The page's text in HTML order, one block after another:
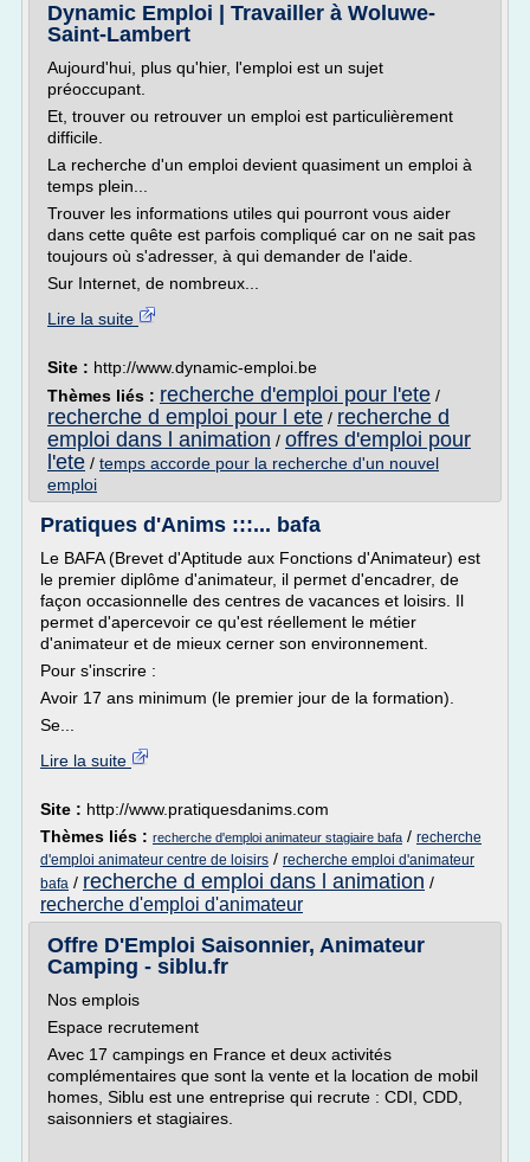
Dynamic Emploi | Travailler à Woluwe-
Saint-Lambert
Aujourd'hui, plus qu'hier, l'emploi est un sujet
préoccupant.
Et, trouver ou retrouver un emploi est particulièrement
difficile.
La recherche d'un emploi devient quasiment un emploi à
temps plein...
Trouver les informations utiles qui pourront vous aider
dans cette quête est parfois compliqué car on ne sait pas
toujours où s'adresser, à qui demander de l'aide.
Sur Internet, de nombreux...
Lire la suite
Site : http://www.dynamic-emploi.be
Thèmes liés : recherche d'emploi pour l'ete /
recherche d emploi pour l ete / recherche d
emploi dans l animation / offres d'emploi pour
l'ete / temps accorde pour la recherche d'un nouvel
emploi
Pratiques d'Anims :::... bafa
Le BAFA (Brevet d'Aptitude aux Fonctions d'Animateur) est
le premier diplôme d'animateur, il permet d'encadrer, de
façon occasionnelle des centres de vacances et loisirs. Il
permet d'apercevoir ce qu'est réellement le métier
d'animateur et de mieux cerner son environnement.
Pour s'inscrire :
Avoir 17 ans minimum (le premier jour de la formation).
Se...
Lire la suite
Site : http://www.pratiquesdanims.com
Thèmes liés : recherche d'emploi animateur stagiaire bafa / recherche
d'emploi animateur centre de loisirs / recherche emploi d'animateur
bafa / recherche d emploi dans l animation /
recherche d'emploi d'animateur
Offre D'Emploi Saisonnier, Animateur
Camping - siblu.fr
Nos emplois
Espace recrutement
Avec 17 campings en France et deux activités
complémentaires que sont la vente et la location de mobil
homes, Siblu est une entreprise qui recrute : CDI, CDD,
saisonniers et stagiaires.